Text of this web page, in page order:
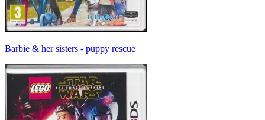
Barbie & her sisters - puppy rescue